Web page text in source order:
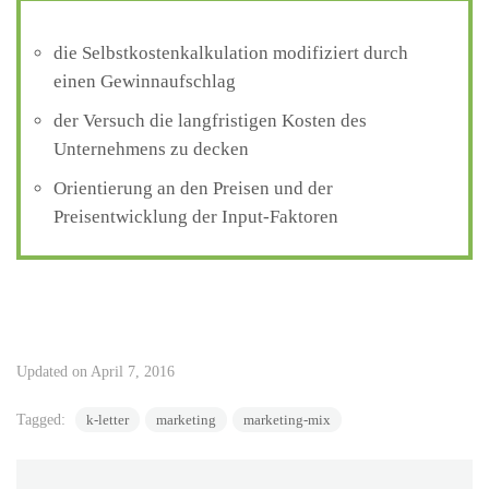
die Selbstkostenkalkulation modifiziert durch
einen Gewinnaufschlag
der Versuch die langfristigen Kosten des
Unternehmens zu decken
Orientierung an den Preisen und der
Preisentwicklung der Input-Faktoren
Updated on April 7, 2016
Tagged: k-letter marketing marketing-mix